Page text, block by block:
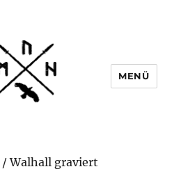
MENÜ
/ Walhall graviert